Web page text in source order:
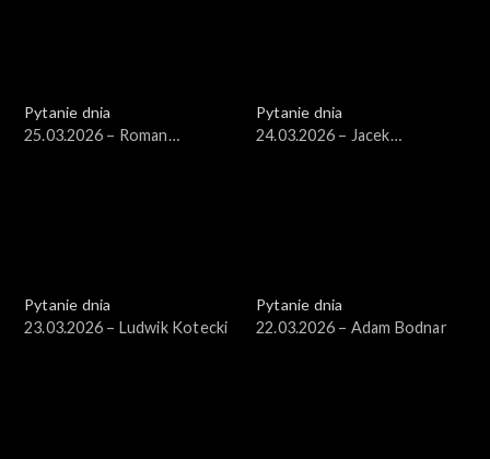
Pytanie dnia
25.03.2026 – Roman
Pytanie dnia
24.03.2026 – Jacek
Pytanie dnia
23.03.2026 – Ludwik Kotecki
Pytanie dnia
22.03.2026 – Adam Bodnar